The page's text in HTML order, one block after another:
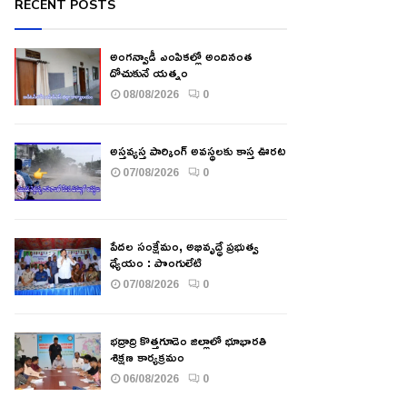
RECENT POSTS
అంగన్వాడీ ఎంపికల్లో అందినంత
దోచుకునే యత్నం
08/08/2026 0
అస్తవ్యస్త పార్కింగ్ అవస్థలకు కాస్త ఊరట
07/08/2026 0
పేదల సంక్షేమం, అభివృద్ధే ప్రభుత్వ
ధ్యేయం : పొంగులేటి
07/08/2026 0
భద్రాద్రి కొత్తగూడెం జిల్లాలో భూభారతి
శిక్షణ కార్యక్రమం
06/08/2026 0